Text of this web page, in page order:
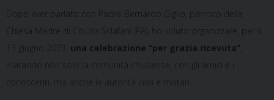
Dopo aver parlato con Padre Bernardo Giglio, parroco della
Chiesa Madre di Chiusa Sclafani (PA), ho voluto organizzare, per il
13 giugno 2023, una celebrazione “per grazia ricevuta”
invitando non solo la comunità chiusense, con gli amici e i
conoscenti, ma anche le autorità civili e militari.